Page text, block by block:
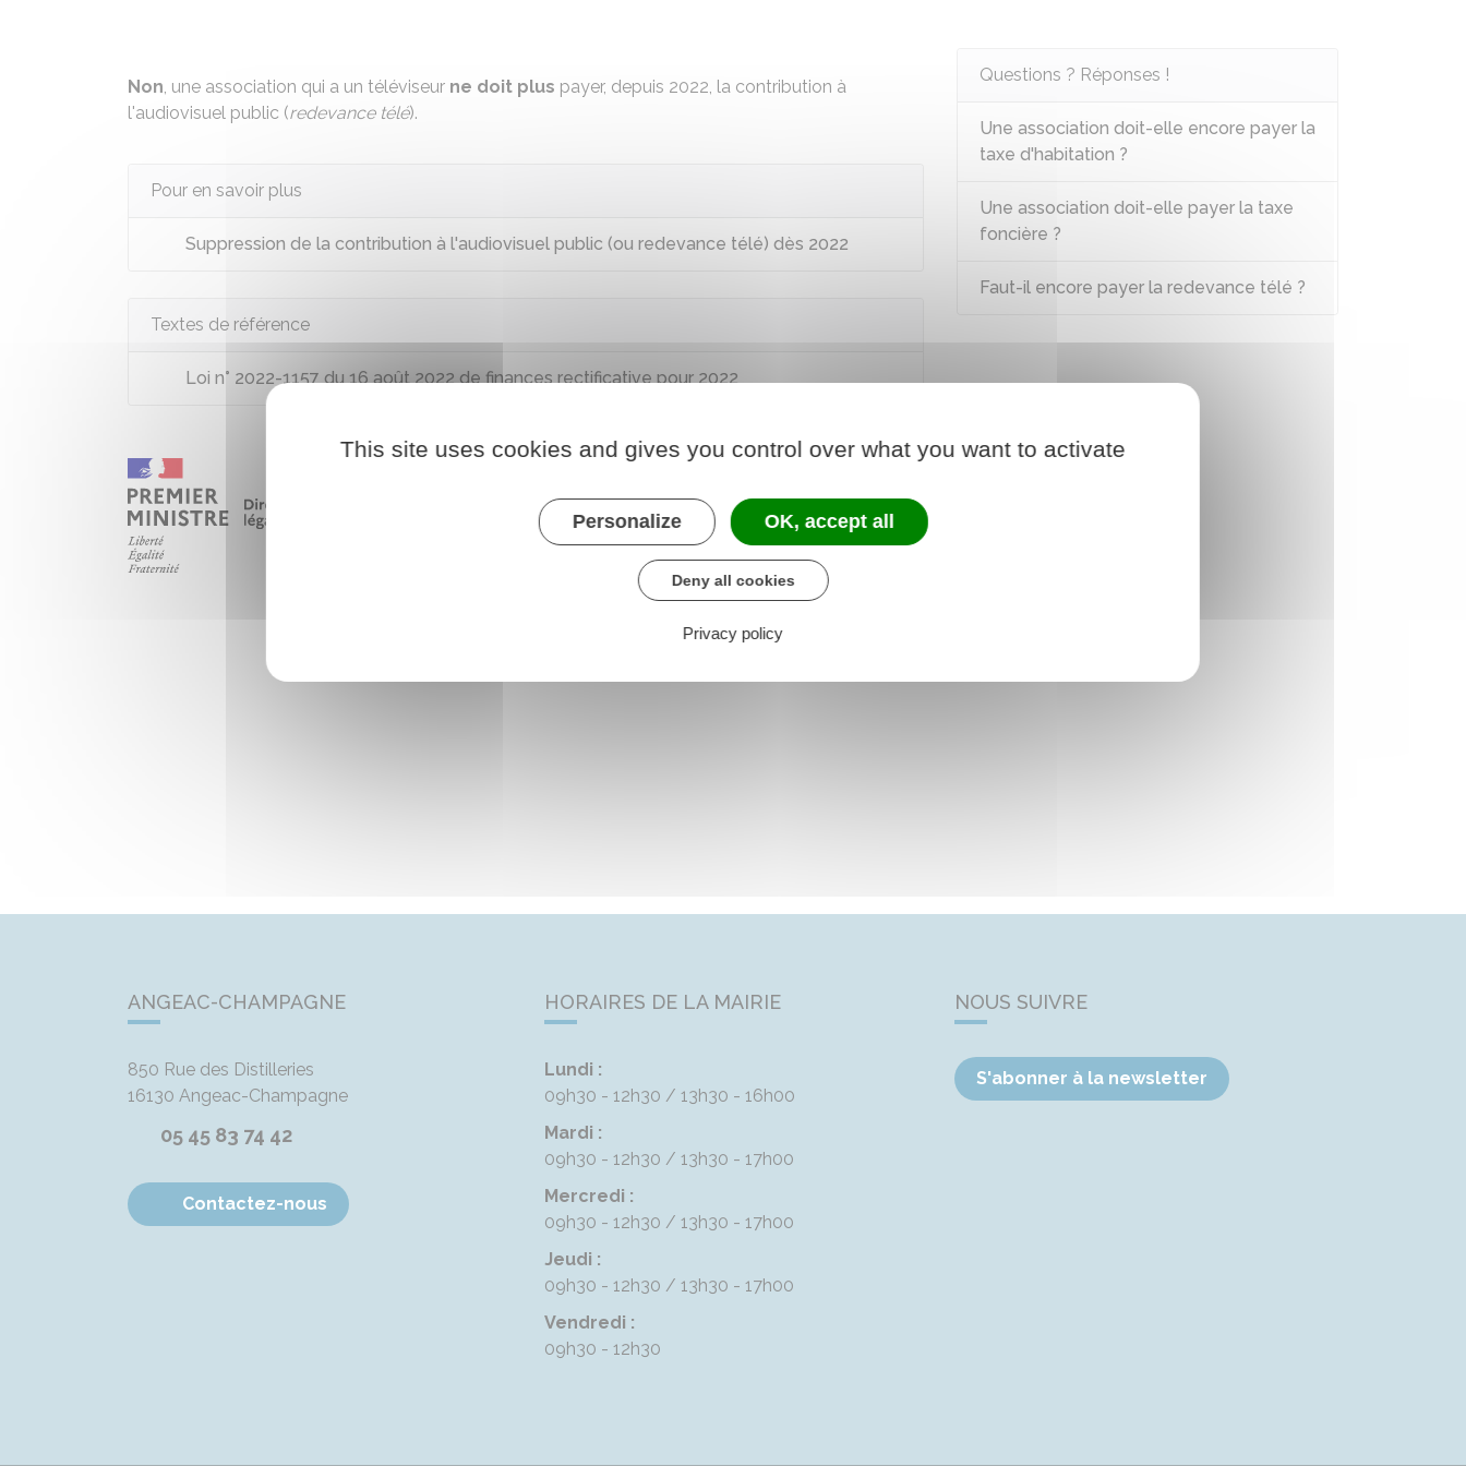
Non, une association qui a un téléviseur ne doit plus payer, depuis 2022, la contribution à
l'audiovisuel public (redevance télé).
Pour en savoir plus
Suppression de la contribution à l'audiovisuel public (ou redevance télé) dès 2022
Textes de référence
Loi n° 2022-1157 du 16 août 2022 de finances rectificative pour 2022
Questions ? Réponses !
Une association doit-elle encore payer la
taxe d'habitation ?
Une association doit-elle payer la taxe
foncière ?
Faut-il encore payer la redevance télé ?
ANGEAC-CHAMPAGNE
850 Rue des Distilleries
16130 Angeac-Champagne
05 45 83 74 42
Contactez-nous
HORAIRES DE LA MAIRIE
Lundi :
09h30 - 12h30
13h30 - 16h00
Mardi :
09h30 - 12h30
13h30 - 17h00
Mercredi :
09h30 - 12h30
13h30 - 17h00
Jeudi :
09h30 - 12h30
13h30 - 17h00
Vendredi :
09h30 - 12h30
NOUS SUIVRE
S'abonner à la newsletter
This site uses cookies and gives you control over what you want to activate
Personalize OK, accept all
Deny all cookies
Privacy policy